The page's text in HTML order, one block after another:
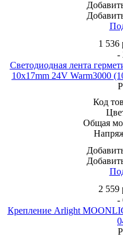
1 536
-
Светодиодная лента
10x17mm 24V Warm3000
Код
Общая
2 559
-
Крепление Arlight